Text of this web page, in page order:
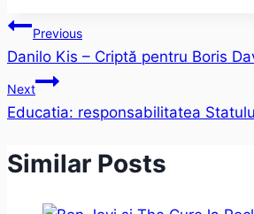
Post
navigation
Previous
Danilo Kis – Criptă pentru Boris
Next
Educatia: responsabilitatea
Similar Posts